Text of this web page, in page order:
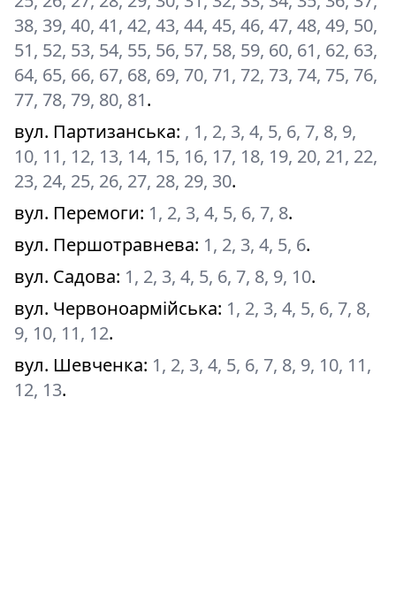
38, 39, 40, 41, 42, 43, 44, 45, 46, 47, 48, 49, 50,
51, 52, 53, 54, 55, 56, 57, 58, 59, 60, 61, 62, 63,
64, 65, 66, 67, 68, 69, 70, 71, 72, 73, 74, 75, 76,
77, 78, 79, 80, 81.
вул. Партизанська: , 1, 2, 3, 4, 5, 6, 7, 8, 9,
10, 11, 12, 13, 14, 15, 16, 17, 18, 19, 20, 21, 22,
23, 24, 25, 26, 27, 28, 29, 30.
вул. Перемоги: 1, 2, 3, 4, 5, 6, 7, 8.
вул. Першотравнева: 1, 2, 3, 4, 5, 6.
вул. Садова: 1, 2, 3, 4, 5, 6, 7, 8, 9, 10.
вул. Червоноармійська: 1, 2, 3, 4, 5, 6, 7, 8,
9, 10, 11, 12.
вул. Шевченка: 1, 2, 3, 4, 5, 6, 7, 8, 9, 10, 11,
12, 13.